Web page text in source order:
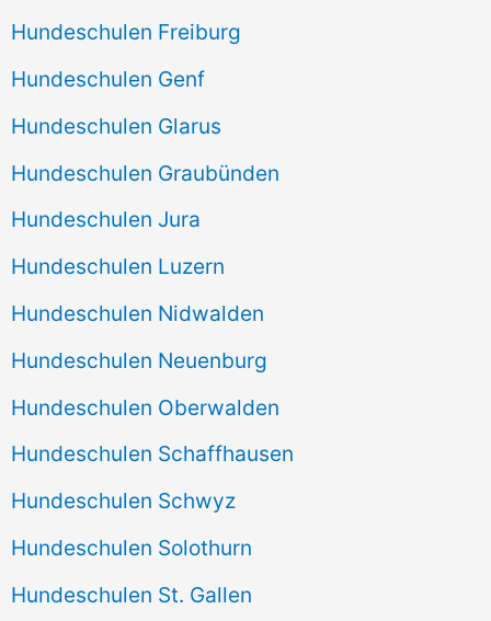
Hundeschulen Freiburg
Hundeschulen Genf
Hundeschulen Glarus
Hundeschulen Graubünden
Hundeschulen Jura
Hundeschulen Luzern
Hundeschulen Nidwalden
Hundeschulen Neuenburg
Hundeschulen Oberwalden
Hundeschulen Schaffhausen
Hundeschulen Schwyz
Hundeschulen Solothurn
Hundeschulen St. Gallen